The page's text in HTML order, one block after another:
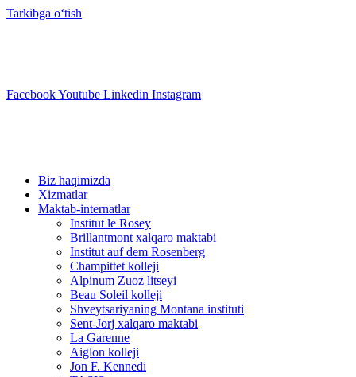
Tarkibga oʻtish
FacebookYoutube Linkedin Instagram
Biz haqimizda
Xizmatlar
Maktab-internatlar
Institut le Rosey
Brillantmont xalqaro maktabi
Institut auf dem Rosenberg
Champittet kolleji
Alpinum Zuoz litseyi
Beau Soleil kolleji
Shveytsariyaning Montana instituti
Sent-Jorj xalqaro maktabi
La Garenne
Aiglon kolleji
Jon F. Kennedi